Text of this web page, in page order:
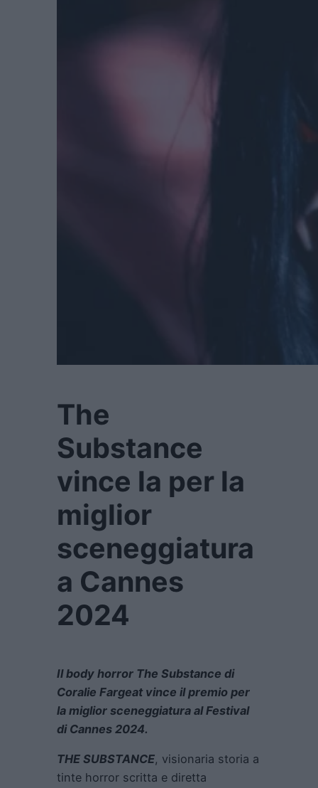
The
Substance
vince la per la
miglior
sceneggiatura
a Cannes
2024
Il body horror The Substance di
Coralie Fargeat vince il premio per
la miglior sceneggiatura al Festival
di Cannes 2024.
THE SUBSTANCE, visionaria storia a
tinte horror scritta e diretta